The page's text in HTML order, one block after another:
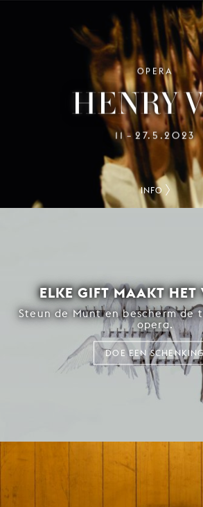
OPERA
HENRY
11– 27.5.2023
INFO
ELKE GIFT MAAKT HET
Steun de Munt en bescherm de
opera.
DOE EEN